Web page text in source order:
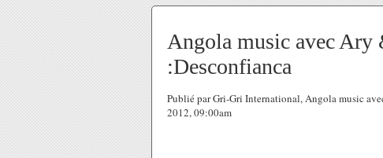
Angola music avec Ary
:Desconfianca
Publié par Gri-Gri International, Angola music
2012, 09:00am